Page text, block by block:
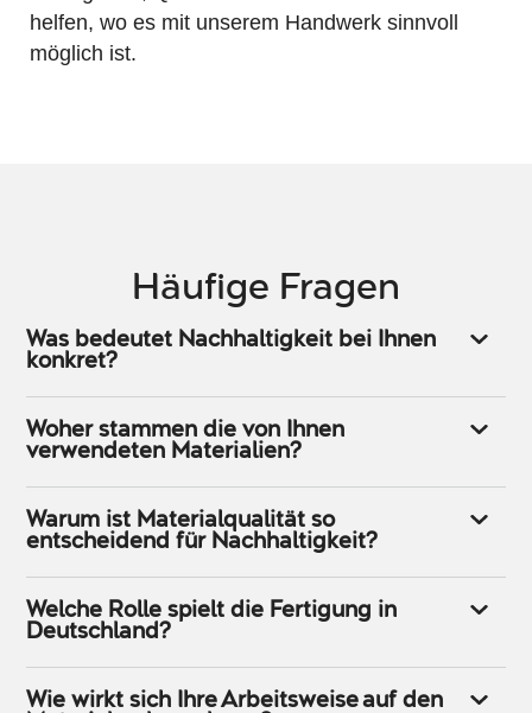
helfen, wo es mit unserem Handwerk sinnvoll
möglich ist.
Häufige Fragen
Was bedeutet Nachhaltigkeit bei Ihnen
konkret?
Woher stammen die von Ihnen
verwendeten Materialien?
Warum ist Materialqualität so
entscheidend für Nachhaltigkeit?
Welche Rolle spielt die Fertigung in
Deutschland?
Wie wirkt sich Ihre Arbeitsweise auf den